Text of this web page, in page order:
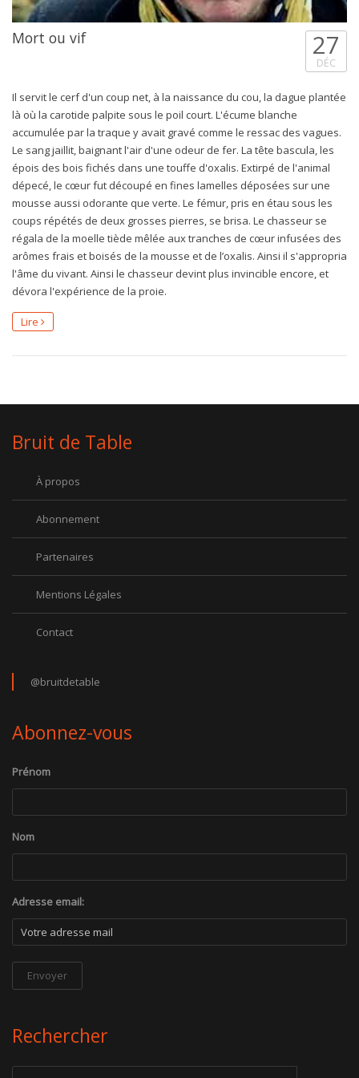
Mort ou vif 27
DÉC
Il servit le cerf d'un coup net, à la naissance du cou, la dague plantée
là où la carotide palpite sous le poil court. L'écume blanche
accumulée par la traque y avait gravé comme le ressac des vagues.
Le sang jaillit, baignant l'air d'une odeur de fer. La tête bascula, les
épois des bois fichés dans une touffe d'oxalis. Extirpé de l'animal
dépecé, le cœur fut découpé en fines lamelles déposées sur une
mousse aussi odorante que verte. Le fémur, pris en étau sous les
coups répétés de deux grosses pierres, se brisa. Le chasseur se
régala de la moelle tiède mêlée aux tranches de cœur infusées des
arômes frais et boisés de la mousse et de l’oxalis. Ainsi il s'appropria
l'âme du vivant. Ainsi le chasseur devint plus invincible encore, et
dévora l'expérience de la proie.
Lire
Bruit de Table
À propos
Abonnement
Partenaires
Mentions Légales
Contact
@bruitdetable
Abonnez-vous
Prénom
Nom
Adresse email:
Rechercher